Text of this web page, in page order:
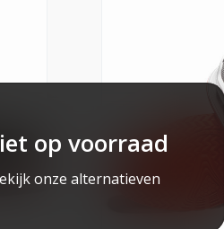
op voorraad
onze alternatieven